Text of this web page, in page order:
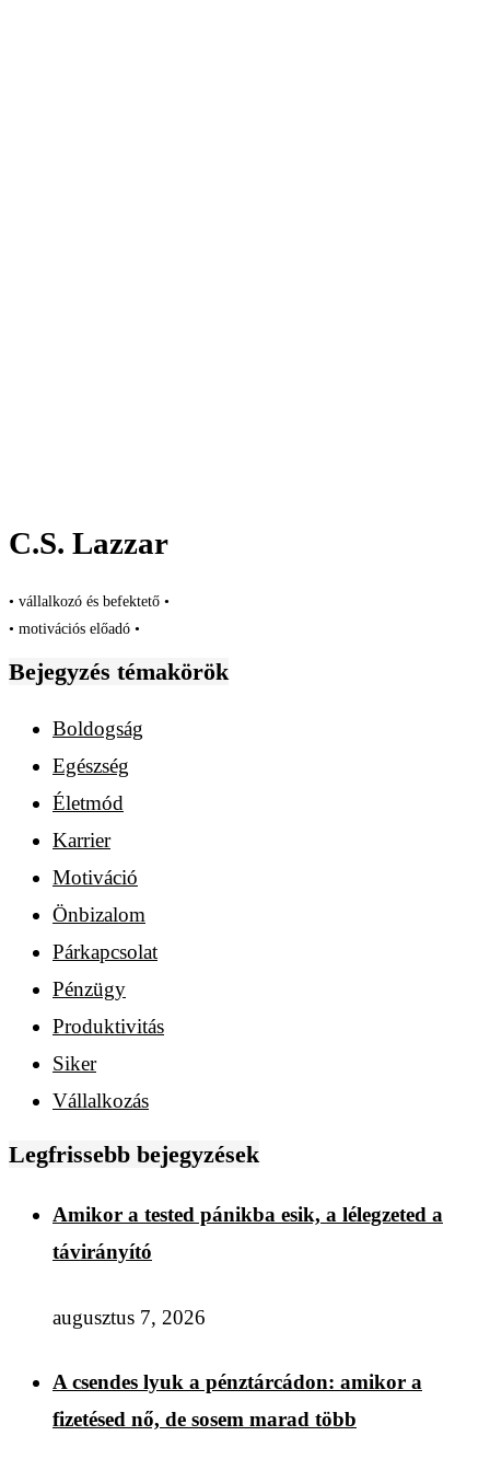
C.S. Lazzar
• vállalkozó és befektető •
• motivációs előadó •
Bejegyzés témakörök
Boldogság
Egészség
Életmód
Karrier
Motiváció
Önbizalom
Párkapcsolat
Pénzügy
Produktivitás
Siker
Vállalkozás
Legfrissebb bejegyzések
Amikor a tested pánikba esik, a lélegzeted a
távirányító
augusztus 7, 2026
A csendes lyuk a pénztárcádon: amikor a
fizetésed nő, de sosem marad több